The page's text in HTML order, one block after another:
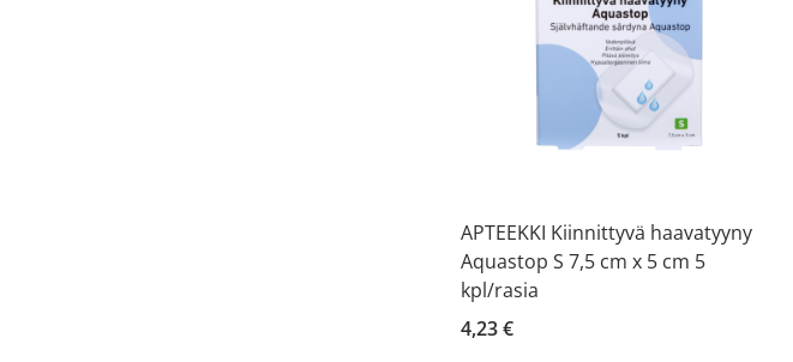
APTEEKKI Kiinnittyvä haavatyyny
Aquastop S 7,5 cm x 5 cm 5
kpl/rasia
4,23 €